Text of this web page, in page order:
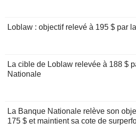
Loblaw : objectif relevé à 195 $ par
La cible de Loblaw relevée à 188 $
Nationale
La Banque Nationale relève son
175 $ et maintient sa cote de